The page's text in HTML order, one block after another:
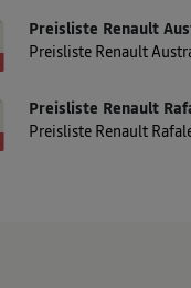
Preisliste Renault
Preisliste Renault
Preisliste Renault
Preisliste Renault